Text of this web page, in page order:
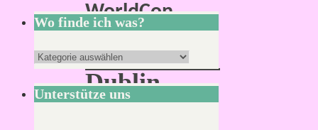
WorldCon
Convention:
Dublin
2019
nach:
Wo finde ich was?
Wo
finde
ich
Unterstütze uns